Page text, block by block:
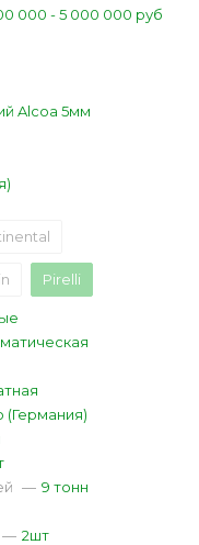
000 - 5 000 000 руб
Alcoa 5мм
Pirelli
(Германия)
— 9 тонн
— 2шт